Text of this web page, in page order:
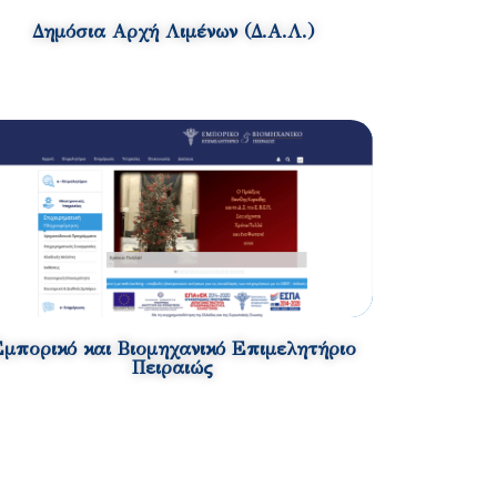
Δημόσια Αρχή Λιμένων (Δ.Α.Λ.)
και Βιομηχανικό Επιμελητήριο
Πειραιώς